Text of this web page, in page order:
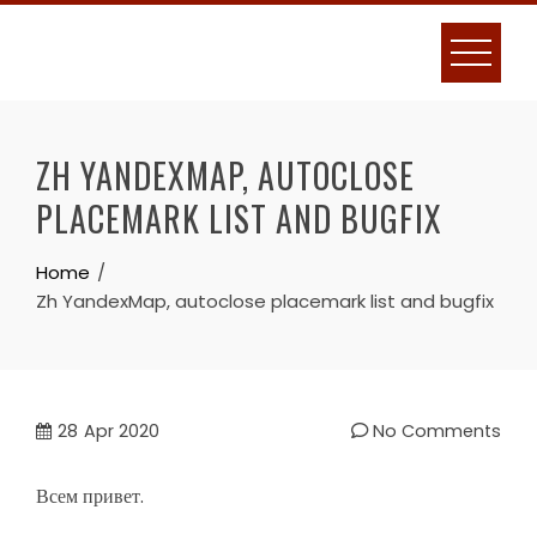
Skip
ZH YANDEXMAP, AUTOCLOSE
PLACEMARK LIST AND BUGFIX
Home
Zh YandexMap, autoclose placemark list and bugfix
28 Apr 2020 No Comments
Всем привет.